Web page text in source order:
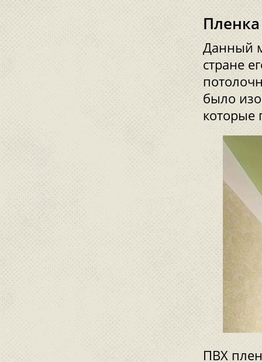
Данный
стране
было
которые
ПВХ